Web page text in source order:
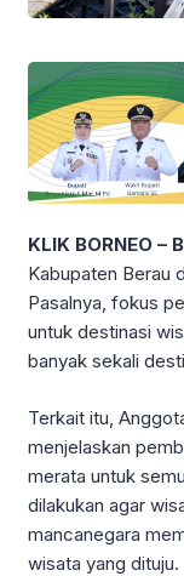
KLIK BORNEO –
Kabupaten Berau
Pasalnya, fokus
untuk destinasi
banyak sekali
Terkait itu,
menjelaskan
merata untuk
dilakukan agar
mancanegara
wisata yang dituju.